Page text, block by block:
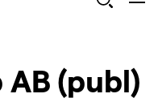
(publ)